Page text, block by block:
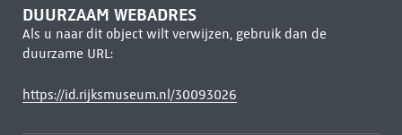
DUURZAAM WEBADRES
Als u naar dit object wilt verwijzen, gebruik dan de
duurzame URL:
https://id.rijksmuseum.nl/30093026